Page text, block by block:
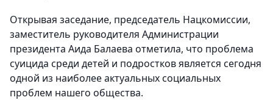
Открывая заседание, председатель Нацкомиссии,
заместитель руководителя Администрации
президента Аида Балаева отметила, что проблема
суицида среди детей и подростков является сегодня
одной из наиболее актуальных социальных
проблем нашего общества.